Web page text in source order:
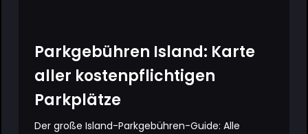
Parkgebühren Island: Karte
aller kostenpflichtigen
Parkplätze
Der große Island-Parkgebühren-Guide: Alle